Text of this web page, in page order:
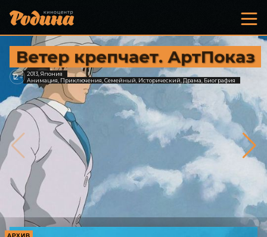
Ветер крепчает. АртПоказ
12+ 2013, Япония
Анимация, Приключения, Семейный, Исторический, Драма, Биография
АРХИВ